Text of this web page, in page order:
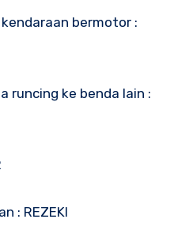
bermotor :
runcing ke benda lain :
: REZEKI